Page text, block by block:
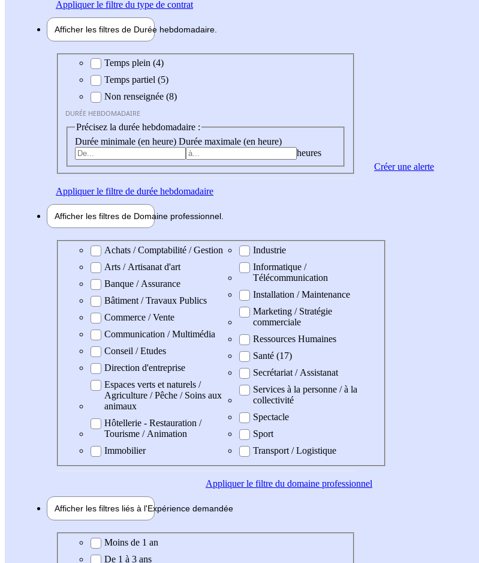
Appliquerle filtre du type de contrat
Afficher les filtres de Durée hebdomadaire
Durée hebdomadaire
Temps plein (4)
Temps partiel (5)
Non renseignée (8)
DURÉE HEBDOMADAIRE
Précisez la durée hebdomadaire :
Durée minimale (en heure) Durée maximale (en heure)
heures
Appliquerle filtre de durée hebdomadaire
Afficher les filtres de Domaine professionnel
Domaine professionel
Achats / Comptabilité / Gestion
Arts / Artisanat d'art
Banque / Assurance
Bâtiment / Travaux Publics
Commerce / Vente
Communication / Multimédia
Conseil / Etudes
Direction d'entreprise
Espaces verts et naturels /
Agriculture / Pêche / Soins aux
animaux
Hôtellerie - Restauration /
Tourisme / Animation
Immobilier
Industrie
Informatique /
Télécommunication
Installation / Maintenance
Marketing / Stratégie
commerciale
Ressources Humaines
Santé (17)
Secrétariat / Assistanat
Services à la personne / à la
collectivité
Spectacle
Sport
Transport / Logistique
Appliquerle filtre du domaine professionnel
Afficher les filtres liés à l'Expérience demandée
Expérience demandée
Moins de 1 an
De 1 à 3 ans
Créer une alerte